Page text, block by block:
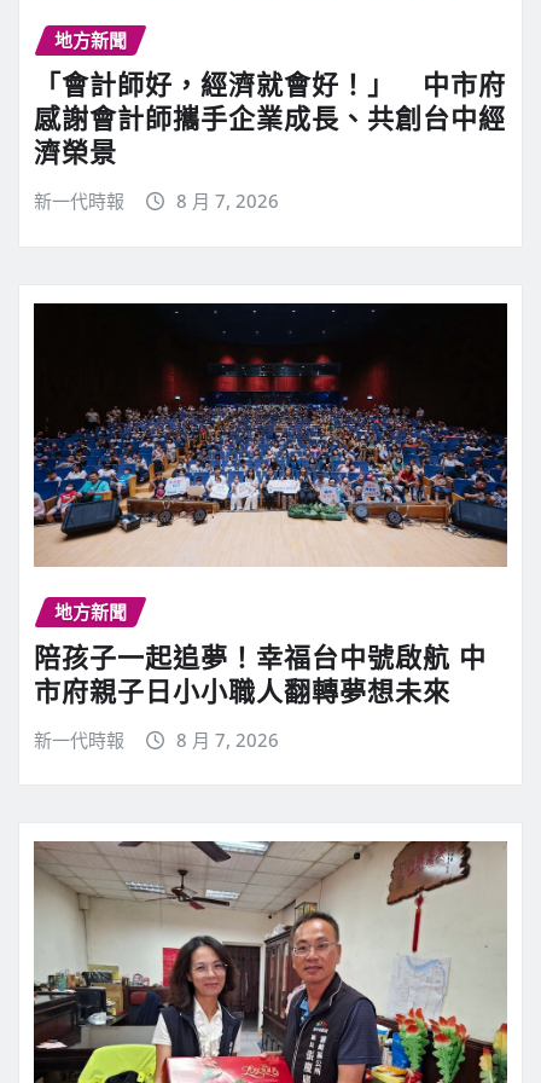
地方新聞
「會計師好，經濟就會好！」 中市府
感謝會計師攜手企業成長、共創台中經
濟榮景
新一代時報 8 月 7, 2026
地方新聞
陪孩子一起追夢！幸福台中號啟航 中
市府親子日小小職人翻轉夢想未來
新一代時報 8 月 7, 2026